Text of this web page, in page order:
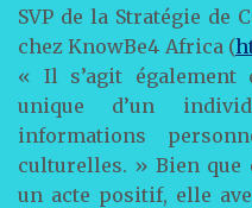
SVP de la Stratégie de
chez KnowBe4 Africa (
« Il s’agit également
unique d’un
informations
culturelles. » Bien
un acte positif, elle